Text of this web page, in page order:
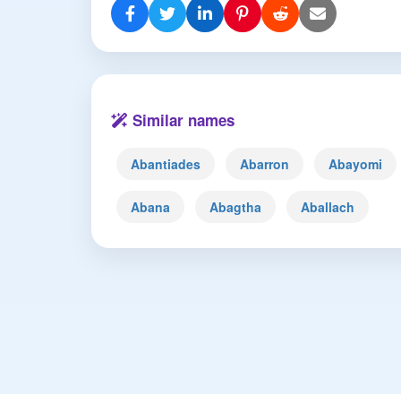
Similar names
Abantiades Abarron Abayomi
Abana Abagtha Aballach